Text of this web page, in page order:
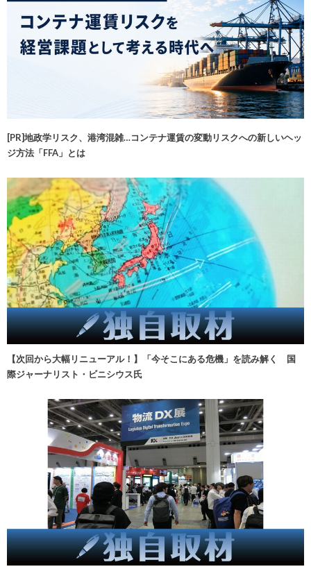
[PR]地政学リスク、港湾混雑…コンテナ運賃の変動リスクへの新しいヘッ
ジ方法「FFA」とは
【次回から大幅リニューアル！】「今そこにある危機」を読み解く 国
際ジャーナリスト・ビニシウス氏